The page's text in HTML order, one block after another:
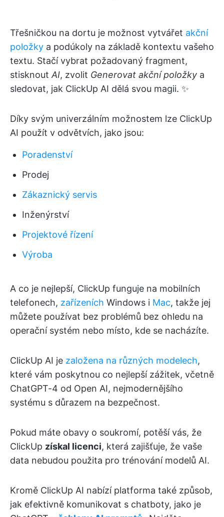
Třešničkou na dortu je možnost vytvářet akční
položky a podúkoly na základě kontextu vašeho
textu. Stačí vybrat požadovaný fragment,
stisknout AI, zvolit Generovat akční položky a
sledovat, jak ClickUp AI dělá svou magii. ✨
Díky svým univerzálním možnostem lze ClickUp
AI použít v odvětvích, jako jsou:
Poradenství
Prodej
Zákaznický servis
Inženýrství
Projektové řízení
Výroba
A co je nejlepší, ClickUp funguje na mobilních
telefonech, zařízeních Windows i Mac, takže jej
můžete používat bez problémů bez ohledu na
operační systém nebo místo, kde se nacházíte.
ClickUp AI je založena na různých modelech,
které vám poskytnou co nejlepší zážitek, včetně
ChatGPT-4 od Open AI, nejmodernějšího
systému s důrazem na bezpečnost.
Pokud máte obavy o soukromí, potěší vás, že
ClickUp získal licenci, která zajišťuje, že vaše
data nebudou použita pro trénování modelů AI.
Kromě ClickUp AI nabízí platforma také způsob,
jak efektivně komunikovat s chatboty, jako je